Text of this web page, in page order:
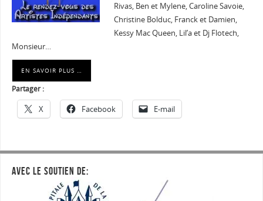
Rivas, Ben et Mylene, Caroline Savoie,
Christine Bolduc, Franck et Damien,
Kessy Mac Queen, Lil’a et Dj Flotech,
Monsieur…
EN SAVOIR PLUS …
Partager :
X Facebook E-mail
AVEC LE SOUTIEN DE: